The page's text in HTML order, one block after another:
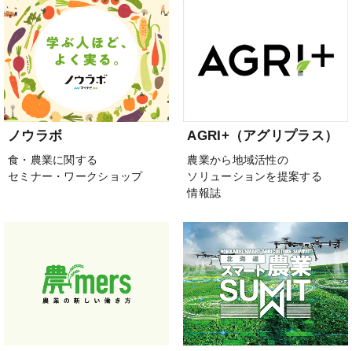
ノウラボ
食・農業に関する
セミナー・ワークショップ
AGRI+（アグリプラス）
農業から地域活性の
ソリューションを提案する
情報誌